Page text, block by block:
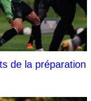
de la préparation